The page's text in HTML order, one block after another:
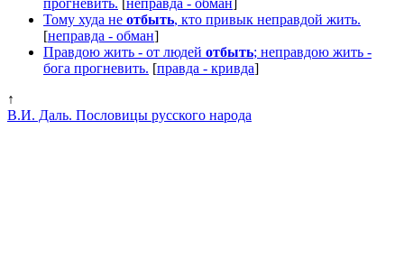
Тому худа не отбыть, кто привык неправдой жить.
[неправда - обман]
Правдою жить - от людей отбыть; неправдою жить -
бога прогневить. [правда - кривда]
↑
В.И. Даль. Пословицы русского народа